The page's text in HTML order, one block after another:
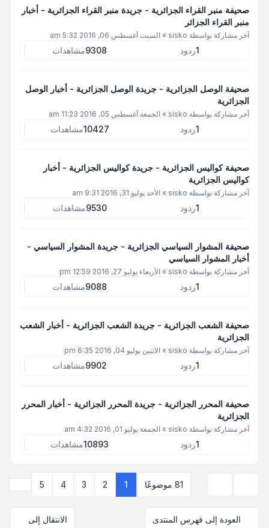
صحيفة منبر القراء الجزائرية - جريدة منبر القراء الجزائرية - أخبار
منبر القراء الجزائر
آخر مشاركة بواسطة sisko
» السبت أغسطس 06, 2016 5:32 am
1ردود 9308مشاهدات
صحيفة الوصل الجزائرية - جريدة الوصل الجزائرية - أخبار الوصل
الجزائرية
آخر مشاركة بواسطة sisko
» الجمعة أغسطس 05, 2016 11:23 am
1ردود 10427مشاهدات
صحيفة كواليس الجزائرية - جريدة كواليس الجزائرية - أخبار
كواليس الجزائرية
آخر مشاركة بواسطة sisko
» الأحد يوليو 31, 2016 9:31 am
1ردود 9530مشاهدات
صحيفة المشوار السياسي الجزائرية - جريدة المشوار السياسي -
أخبار المشوار السياسي
آخر مشاركة بواسطة sisko
» الأربعاء يوليو 27, 2016 12:59 pm
1ردود 9088مشاهدات
صحيفة الشعب الجزائرية - جريدة الشعب الجزائرية - أخبار الشعب
الجزائرية
آخر مشاركة بواسطة sisko
» الاثنين يوليو 04, 2016 6:35 pm
1ردود 9902مشاهدات
صحيفة المحرر الجزائرية - جريدة المحرر الجزائرية - أخبار المحرر
الجزائرية
آخر مشاركة بواسطة sisko
» الجمعة يوليو 01, 2016 4:32 am
1ردود 10893مشاهدات
خيارات العرض والترتيب
81 موضوعًا 1
2
3
4
5
العودة إلى فهرس المنتدى الانتقال إلى